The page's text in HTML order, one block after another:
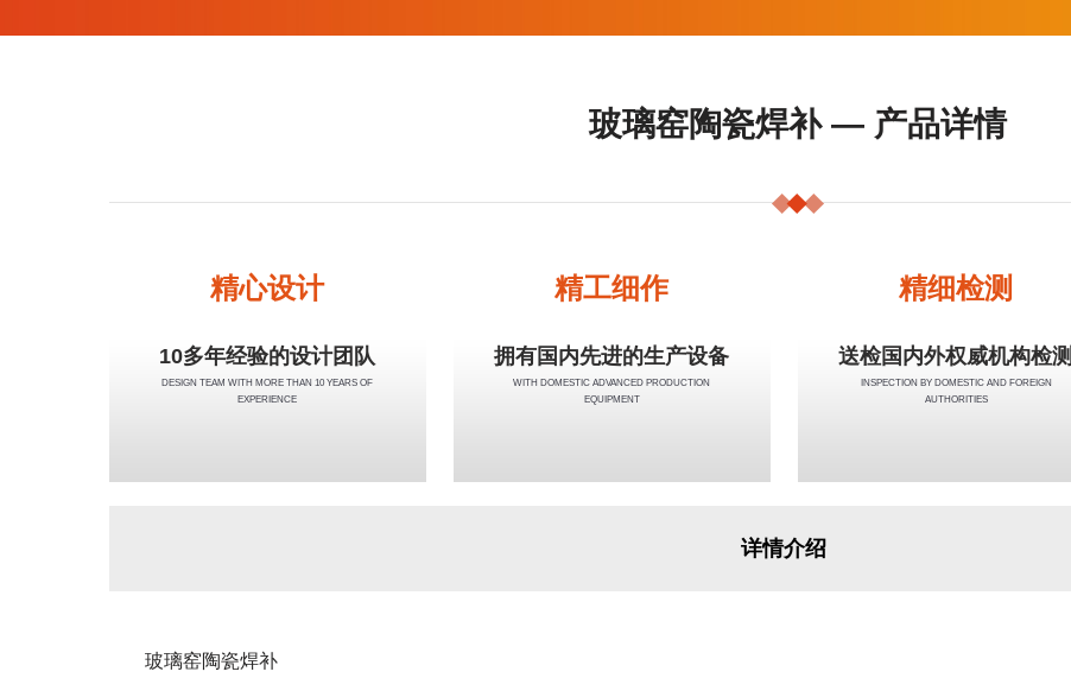
玻璃窑陶瓷焊补 — 产品详情
精心设计
10多年经验的设计团队
DESIGN TEAM WITH MORE THAN 10 YEARS OF
EXPERIENCE
精工细作
拥有国内先进的生产设备
WITH DOMESTIC ADVANCED PRODUCTION
EQUIPMENT
精细检测
送检国内外权威机构检测
INSPECTION BY DOMESTIC AND FOREIGN
AUTHORITIES
详情介绍
玻璃窑陶瓷焊补